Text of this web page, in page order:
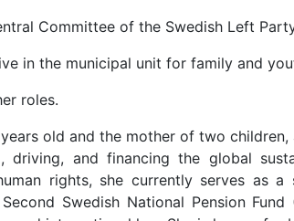
Committee of the Swedish Left
in the municipal unit for family and
roles.
old and the mother of two
driving, and financing the global
rights, she currently serves as
Swedish National Pension